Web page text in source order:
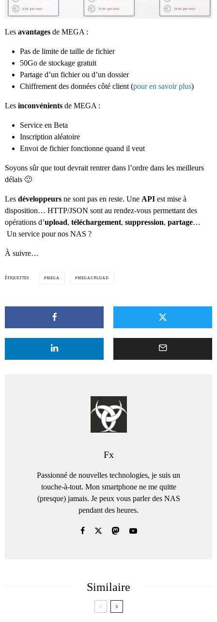
Les avantages de MEGA :
Pas de limite de taille de fichier
50Go de stockage gratuit
Partage d’un fichier ou d’un dossier
Chiffrement des données côté client (pour en savoir plus)
Les inconvénients de MEGA :
Service en Beta
Inscription aléatoire
Envoi de fichier fonctionne quand il veut
Soyons sûr que tout devrait rentrer dans l’ordre dans les meilleurs
délais 🙂
Les développeurs ne sont pas en reste. Une API est mise à
disposition… HTTP/JSON sont au rendez-vous permettant des
opérations d’upload, téléchargement, suppression, partage…
Un service pour nos NAS ?
À suivre…
ÉTIQUETTES MEGA MEGAUPLOAD
Fx
Passionné de nouvelles technologies, je suis un
touche-à-tout. Mon smartphone ne me quitte
(presque) jamais. Je peux vous parler des NAS
pendant des heures.
Similaire